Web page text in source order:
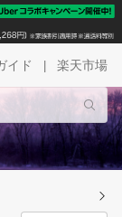
イド 楽天市場